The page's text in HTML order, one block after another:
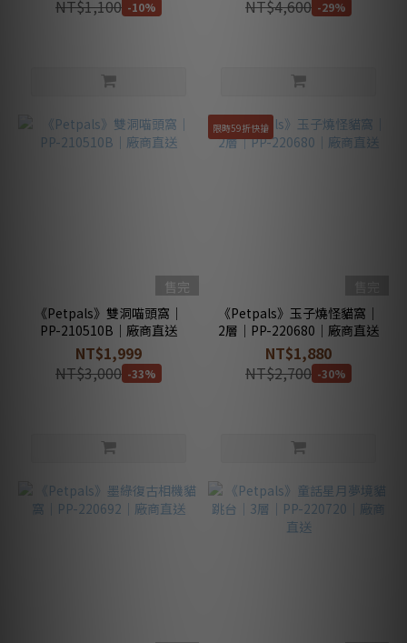
NT$1,100 -10%
NT$4,600 -29%
售完
《Petpals》雙洞喵頭窩｜
PP-210510B｜廠商直送
NT$1,999
NT$3,000 -33%
限時59折快搶
《Petpals》玉子燒怪貓窩｜
2層｜PP-220680｜廠商直送
NT$1,880
NT$2,700 -30%